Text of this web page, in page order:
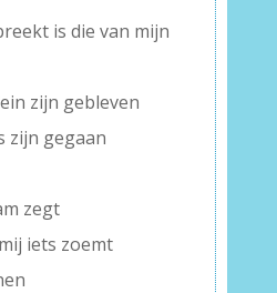
is die van mijn
zijn gebleven
zijn gegaan
zegt
iets zoemt